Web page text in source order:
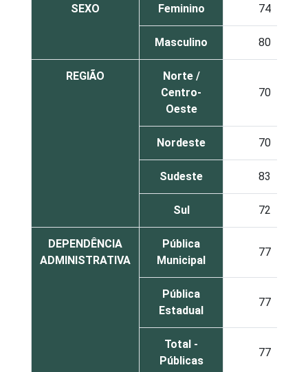
SEXO Feminino 74
Masculino 80
REGIÃO
Norte /
Centro-
Oeste
70
Nordeste 70
Sudeste 83
Sul 72
DEPENDÊNCIA
ADMINISTRATIVA
Pública
Municipal
77
Pública
Estadual
77
Total -
Públicas
77